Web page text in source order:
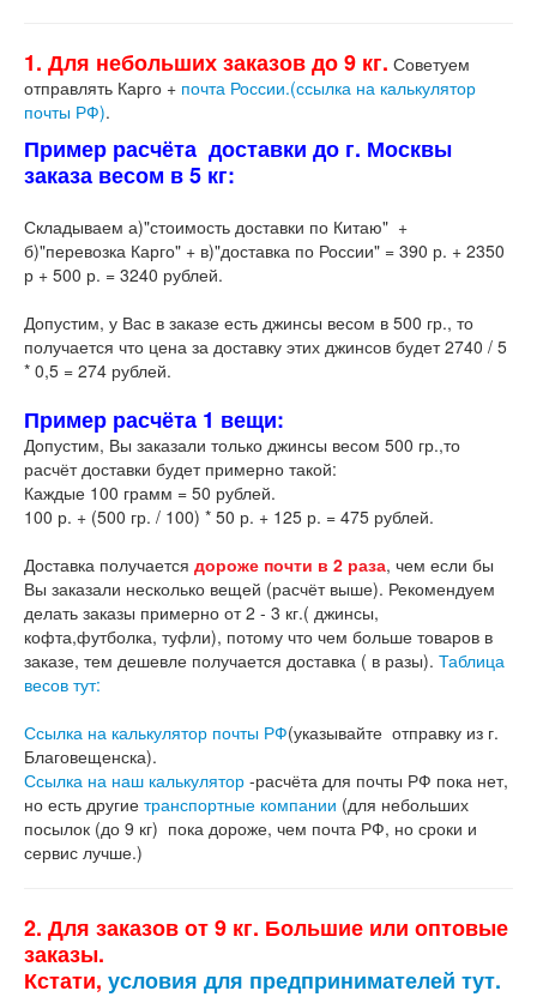
1. Для небольших заказов до 9 кг. Советуем
отправлять Карго + почта России.(ссылка на калькулятор
почты РФ).
Пример расчёта доставки до г. Москвы
заказа весом в 5 кг:
Складываем а)"стоимость доставки по Китаю" +
б)"перевозка Карго" + в)"доставка по России" = 390 р. + 2350
р + 500 р. = 3240 рублей.
Допустим, у Вас в заказе есть джинсы весом в 500 гр., то
получается что цена за доставку этих джинсов будет 2740 / 5
* 0,5 = 274 рублей.
Пример расчёта 1 вещи:
Допустим, Вы заказали только джинсы весом 500 гр.,то
расчёт доставки будет примерно такой:
Каждые 100 грамм = 50 рублей.
100 р. + (500 гр. / 100) * 50 р. + 125 р. = 475 рублей.
Доставка получается дороже почти в 2 раза, чем если бы
Вы заказали несколько вещей (расчёт выше). Рекомендуем
делать заказы примерно от 2 - 3 кг.( джинсы,
кофта,футболка, туфли), потому что чем больше товаров в
заказе, тем дешевле получается доставка ( в разы). Таблица
весов тут:
Ссылка на калькулятор почты РФ(указывайте отправку из г.
Благовещенска).
Ссылка на наш калькулятор -расчёта для почты РФ пока нет,
но есть другие транспортные компании (для небольших
посылок (до 9 кг) пока дороже, чем почта РФ, но сроки и
сервис лучше.)
2. Для заказов от 9 кг. Большие или оптовые
заказы.
Кстати, условия для предпринимателей тут.